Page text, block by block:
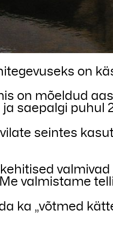
on
on mõeldud
saepalgi puhul
seintes
valmistame
ka „võtmed